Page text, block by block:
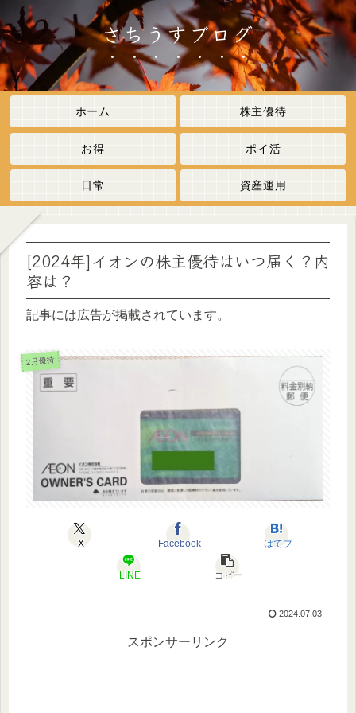
さちうすブログ
ホーム 株主優待
お得 ポイ活
日常 資産運用
[2024年]イオンの株主優待はいつ届く？内
容は？
記事には広告が掲載されています。
2月優待
X Facebook はてブ
LINE コピー
2024.07.03
スポンサーリンク